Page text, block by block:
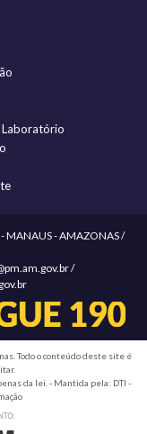
MANAUS - AMAZONAS /
/
Todo o conteúdo deste site é
da lei. - Mantida pela: DTI -